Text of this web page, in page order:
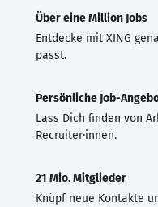
Über eine Million Jobs
Entdecke mit XING
passt.
Persönliche Job-
Lass Dich finden von
Recruiter·innen.
21 Mio. Mitglieder
Knüpf neue Kontakte